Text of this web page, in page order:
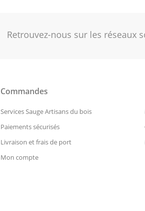
Retrouvez-nous sur les réseaux
Commandes
Services Sauge Artisans du bois
Paiements sécurisés
Livraison et frais de port
Mon compte